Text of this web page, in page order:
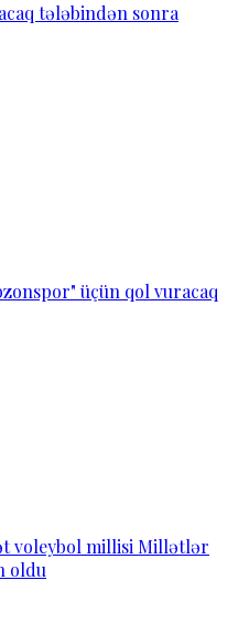
tələbindən sonra
üçün qol vuracaq
voleybol millisi Millətlər
oldu